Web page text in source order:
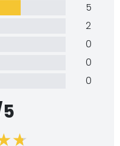
5
2
0
0
0